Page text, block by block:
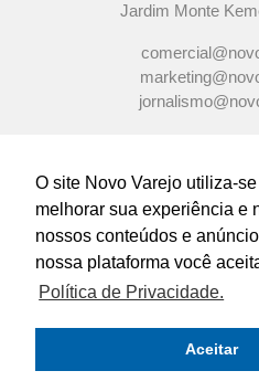
O site Novo Varejo utiliza-
melhorar sua experiência e
nossos conteúdos e
nossa plataforma você
Política de Privacidade.
Aceitar
Jardim Monte
CONFIRA AS
O principal canal de
indústrias e
empresários e
componentes